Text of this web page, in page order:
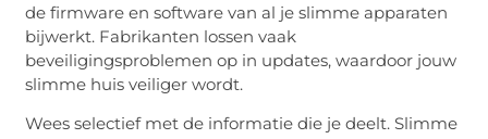
de firmware en software van al je slimme apparaten
bijwerkt. Fabrikanten lossen vaak
beveiligingsproblemen op in updates, waardoor jouw
slimme huis veiliger wordt.
Wees selectief met de informatie die je deelt. Slimme